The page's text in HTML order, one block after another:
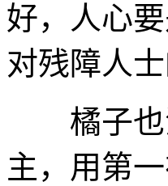
好，人心
对残障人
橘子也
主，用第